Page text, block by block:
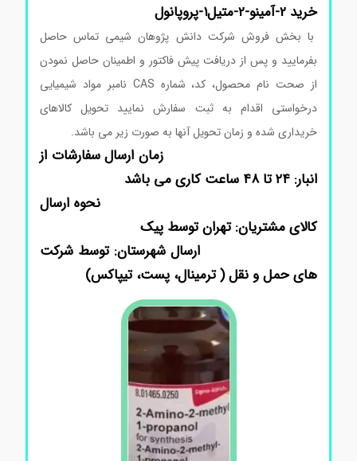
خرید 2-آمینو-2-متیل1-پروپانول
با بخش فروش شرکت دانش پژوهان شیمی تماس حاصل
بفرمایید و پس از دریافت پیش فاکتور و اطمینان حاصل نمودن
از صحت نام محصول، کد، شماره CAS نامبر مواد شیمیایی
درخواستی اقدام به ثبت سفارش نمایید تحویل کالاهای
خریداری شده و زمان تحویل آنها به صورت زیر می باشد.
زمان ارسال سفارشات از
انبار: ۲۴ تا ۴۸ ساعت کاری می باشد
نحوه ارسال
کالای مشتریان: تهران توسط پیک
ارسال شهرستان: توسط شرکت
های حمل و نقل ( ترمینال، پست، تیپاکس)